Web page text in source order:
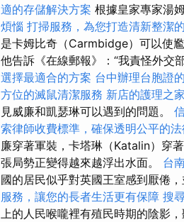
適的存儲解決方案 根據皇家專家湯
煩惱 打掃服務，為您打造清新整潔
是卡姆比奇（Carmbidge）可以使
他告訴《在線郵報》：“我責怪外交
選擇最適合的方案 台中辦理台胞證
方位的滅鼠清潔服務 新店的護理之
見威廉和凱瑟琳可以遇到的問題。
索律師收費標準，確保透明公平的
廉穿著軍裝，卡塔琳（Katalin）穿
張局勢正變得越來越浮出水面。 台
國的居民似乎對英國王室感到厭倦
服務，讓您的長者生活更有保障 搜
上的人民喉嚨裡有殖民時期的陰影